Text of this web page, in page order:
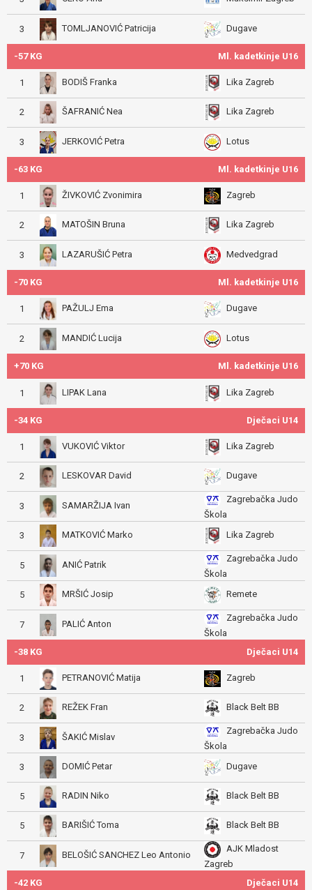
3 TOMLJANOVIĆ Patricija Dugave
-57 KG Ml. kadetkinje U16
1 BODIŠ Franka Lika Zagreb
2 ŠAFRANIĆ Nea Lika Zagreb
3 JERKOVIĆ Petra Lotus
-63 KG Ml. kadetkinje U16
1 ŽIVKOVIĆ Zvonimira Zagreb
2 MATOŠIN Bruna Lika Zagreb
3 LAZARUŠIĆ Petra Medvedgrad
-70 KG Ml. kadetkinje U16
1 PAŽULJ Ema Dugave
2 MANDIĆ Lucija Lotus
+70 KG Ml. kadetkinje U16
1 LIPAK Lana Lika Zagreb
-34 KG Dječaci U14
1 VUKOVIĆ Viktor Lika Zagreb
2 LESKOVAR David Dugave
3 SAMARŽIJA Ivan
Zagrebačka Judo
Škola
3
MATKOVIĆ Marko Lika Zagreb
5 ANIĆ Patrik
Zagrebačka Judo
Škola
5
MRŠIĆ Josip Remete
7 PALIĆ Anton
Zagrebačka Judo
Škola
-38 KG
Dječaci U14
1 PETRANOVIĆ Matija Zagreb
2 REŽEK Fran Black Belt BB
3 ŠAKIĆ Mislav
Zagrebačka Judo
Škola
3
DOMIĆ Petar Dugave
5 RADIN Niko Black Belt BB
5 BARIŠIĆ Toma Black Belt BB
7 BELOŠIĆ SANCHEZ Leo Antonio
AJK Mladost
Zagreb
-42 KG
Dječaci U14